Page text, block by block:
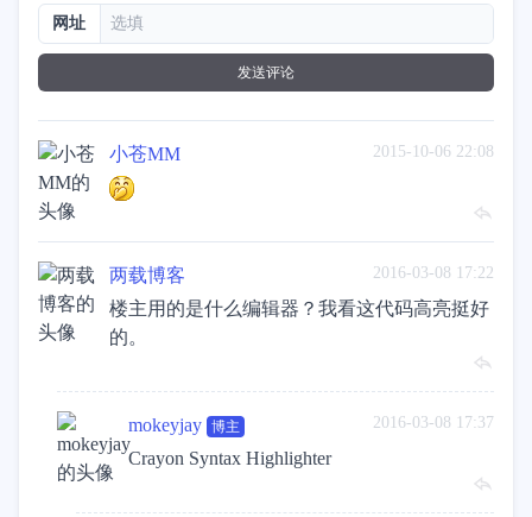
网址
发送评论
2015-10-06 22:08
小苍MM
2016-03-08 17:22
两载博客
楼主用的是什么编辑器？我看这代码高亮挺好
的。
2016-03-08 17:37
mokeyjay 博主
Crayon Syntax Highlighter